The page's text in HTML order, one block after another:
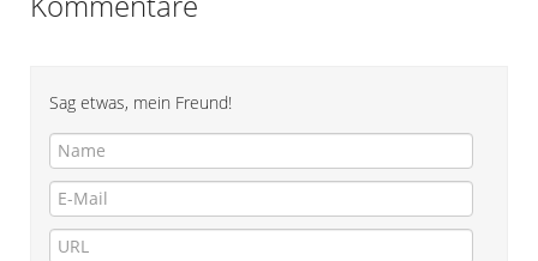
Sag etwas, mein Freund!